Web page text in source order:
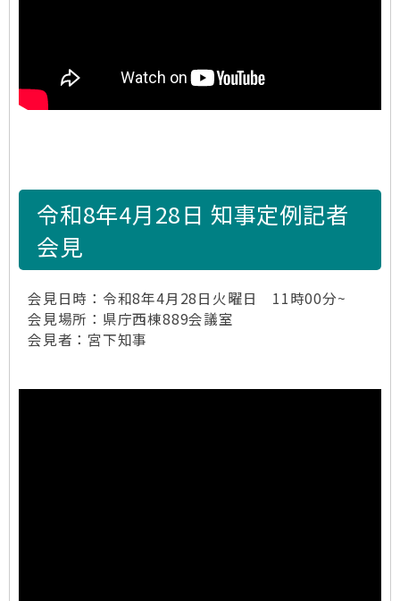
令和8年4月28日 知事定例記者
会見
会見日時：令和8年4月28日火曜日 11時00分~
会見場所：県庁西棟889会議室
会見者：宮下知事